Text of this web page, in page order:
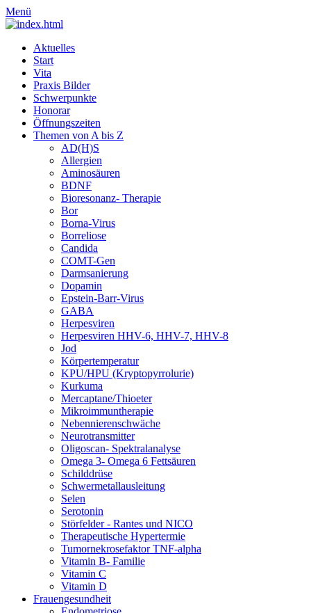
Menü
Aktuelles
Start
Vita
Praxis Bilder
Schwerpunkte
Honorar
Öffnungszeiten
Themen von A bis Z
AD(H)S
Allergien
Aminosäuren
BDNF
Bioresonanz- Therapie
Bor
Borna-Virus
Borreliose
Candida
COMT-Gen
Darmsanierung
Dopamin
Epstein-Barr-Virus
GABA
Herpesviren
Herpesviren HHV-6, HHV-7, HHV-8
Jod
Körpertemperatur
KPU/HPU (Kryptopyrrolurie)
Kurkuma
Mercaptane/Thioeter
Mikroimmuntherapie
Nebennierenschwäche
Neurotransmitter
Oligoscan- Spektralanalyse
Omega 3- Omega 6 Fettsäuren
Schilddrüse
Schwermetallausleitung
Selen
Serotonin
Störfelder - Rantes und NICO
Therapeutische Hypertermie
Tumornekrosefaktor TNF-alpha
Vitamin B- Familie
Vitamin C
Vitamin D
Frauengesundheit